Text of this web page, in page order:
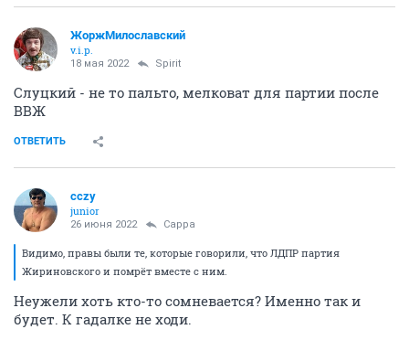
ЖоржМилославский
v.i.p.
18 мая 2022 Spirit
Слуцкий - не то пальто, мелковат для партии после
ВВЖ
ОТВЕТИТЬ
cczy
junior
26 июня 2022 Сарра
Видимо, правы были те, которые говорили, что ЛДПР партия
Жириновского и помрёт вместе с ним.
Неужели хоть кто-то сомневается? Именно так и
будет. К гадалке не ходи.